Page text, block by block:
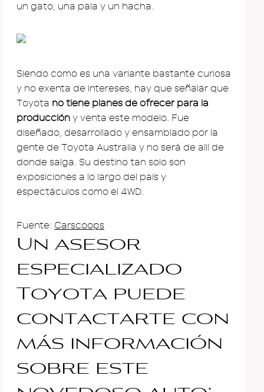
un gato, una pala y un hacha.
Siendo como es una variante bastante curiosa
y no exenta de intereses, hay que señalar que
Toyota no tiene planes de ofrecer para la
producción y venta este modelo. Fue
diseñado, desarrollado y ensamblado por la
gente de Toyota Australia y no será de allí de
donde salga. Su destino tan solo son
exposiciones a lo largo del país y
espectáculos como el 4WD.
Fuente: Carscoops
Un asesor
especializado
Toyota puede
contactarte con
más información
sobre este